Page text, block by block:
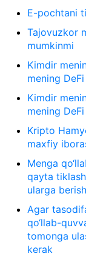
E-pochtani
Tajovuzkor
mumkinmi
Kimdir
mening
Kimdir
mening
Kripto
maxfiy
Menga
qayta
ularga
Agar
qo‘llab-
tomonga
kerak